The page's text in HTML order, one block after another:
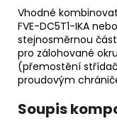
Vhodné
FVE-DC5T1-IKA
stejnosměrnou
pro zálohované
(přemostění
proudovým
Soupis